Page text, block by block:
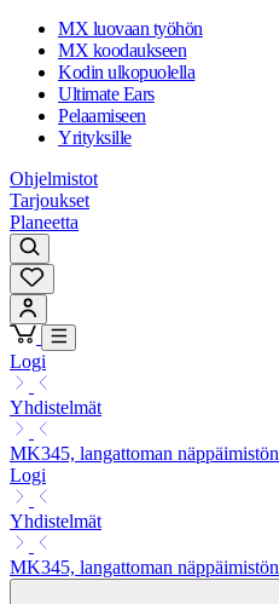
MX luovaan työhön
MX koodaukseen
Kodin ulkopuolella
Ultimate Ears
Pelaamiseen
Yrityksille
Ohjelmistot
Tarjoukset
Planeetta
Logi
Yhdistelmät
MK345, langattoman
Logi
Yhdistelmät
MK345, langattoman